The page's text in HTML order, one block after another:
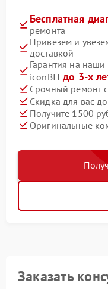
Бесплатная
ремонта
Привезем и
доставкой
Гарантия на
iconBITдо 3-х
Срочный ремонт
Скидка для вас до
Получите 1500
Оригинальные
Заказать